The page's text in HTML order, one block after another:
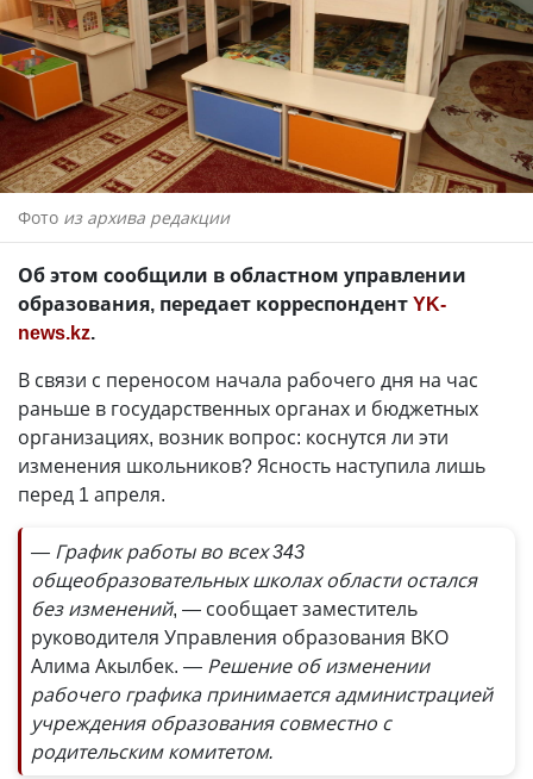
Фото из архива редакции
Об этом сообщили в областном управлении
образования, передает корреспондентYK-
news.kz.
В связи с переносом начала рабочего дня на час
раньше в государственных органах и бюджетных
организациях, возник вопрос: коснутся ли эти
изменения школьников? Ясность наступила лишь
перед 1 апреля.
— График работы во всех 343
общеобразовательных школах области остался
без изменений, — сообщает заместитель
руководителя Управления образования ВКО
Алима Акылбек. — Решение об изменении
рабочего графика принимается администрацией
учреждения образования совместно с
родительским комитетом.